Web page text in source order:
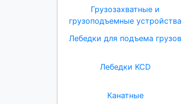
Грузозахватные и
грузоподъемные устройства
Лебедки для подъема грузов
Лебедки KCD
Канатные